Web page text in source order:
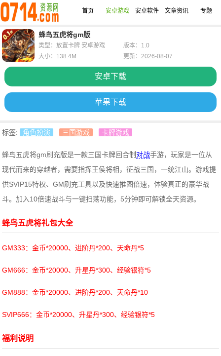
首页 安卓游戏 安卓软件 文章资讯 专题
蜂鸟五虎将gm版
安卓下载
苹果下载
类型：放置卡牌 安卓游戏
版本：1.0
大小：138.4M
更新：2026-08-07
标签: 角色扮演 三国游戏 卡牌游戏
蜂鸟五虎将gm刷充版是一款三国卡牌回合制 对战手游，玩家是一位从
现代而来的穿越者，需要指挥王侯将相，征战三国，一统江山。游戏提
供SVIP15特权、GM刷充工具以及快速推图倍速，体验真正的豪华战
斗。加入10倍速战斗与一键扫荡功能，5分钟即可解锁全天资源。
蜂鸟五虎将礼包大全
GM333：金币*20000、进阶丹*200、天命丹*5
GM666：金币*20000、升星丹*300、经验银符*5
GM888：金币*20000、进阶丹*200、天命丹*10
SVIP666：金币*20000、升星丹*300、经验银符*5
福利说明